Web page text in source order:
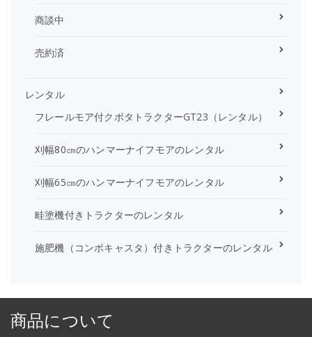
商談中
売約済
レンタル
フレールモア付クボタトラクターGT23（レンタル）
刈幅80㎝のハンマーナイフモアのレンタル
刈幅65㎝のハンマーナイフモアのレンタル
畦塗機付きトラクターのレンタル
施肥機（コンポキャスタ）付きトラクターのレンタル
商品について